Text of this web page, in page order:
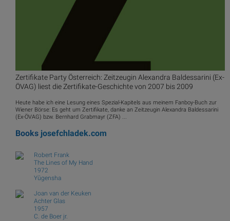
Zertifikate Party Österreich: Zeitzeugin Alexandra Baldessarini (Ex-
ÖVAG) liest die Zertifikate-Geschichte von 2007 bis 2009
Heute habe ich eine Lesung eines Spezial-Kapitels aus meinem Fanboy-Buch zur
Wiener Börse: Es geht um Zertifikate, danke an Zeitzeugin Alexandra Baldessarini
(Ex-ÖVAG) bzw. Bernhard Grabmayr (ZFA) ...
Books josefchladek.com
Robert Frank
The Lines of My Hand
1972
Yūgensha
Joan van der Keuken
Achter Glas
1957
C. de Boer jr.